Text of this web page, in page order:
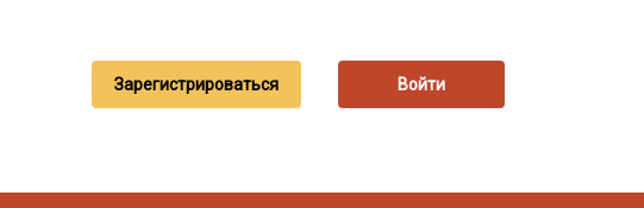
Зарегистрироваться Войти